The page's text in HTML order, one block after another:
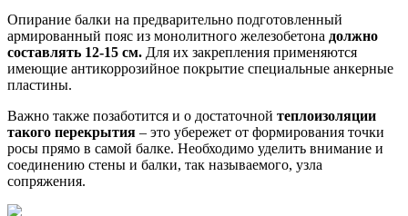
Опирание балки на предварительно подготовленный
армированный пояс из монолитного железобетона должно
составлять 12-15 см. Для их закрепления применяются
имеющие антикоррозийное покрытие специальные анкерные
пластины.
Важно также позаботится и о достаточной теплоизоляции
такого перекрытия – это убережет от формирования точки
росы прямо в самой балке. Необходимо уделить внимание и
соединению стены и балки, так называемого, узла
сопряжения.